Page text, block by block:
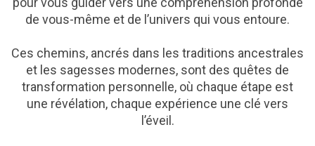
de vous-même et de l’univers qui vous entoure.
Ces chemins, ancrés dans les traditions ancestrales
et les sagesses modernes, sont des quêtes de
transformation personnelle, où chaque étape est
une révélation, chaque expérience une clé vers
l’éveil.